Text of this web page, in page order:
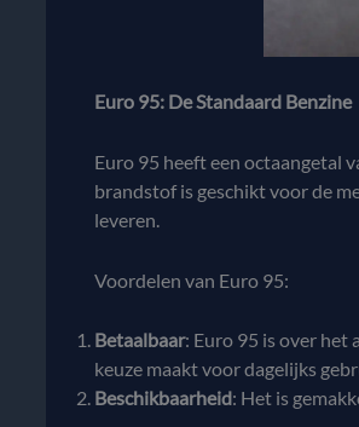
Euro 95: De Standaard Benzine
Euro 95 heeft een octaangetal
brandstof is geschikt voor de
leveren.
Voordelen van Euro 95:
Betaalbaar: Euro 95 is over het
keuze maakt voor dagelijks
Beschikbaarheid: Het is